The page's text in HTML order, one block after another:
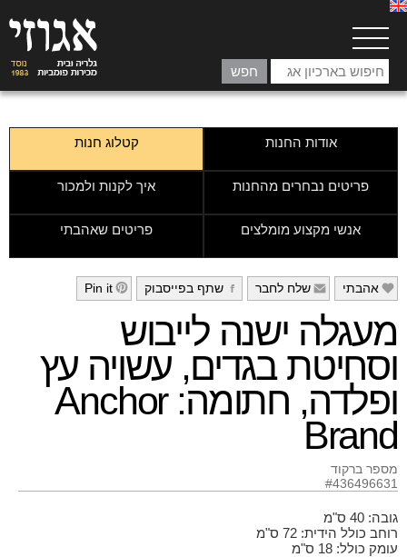
אודות החנות קטלוג חנות
פריטים נבחרים מהחנות איך לקנות ולמכור
אנשי מקצוע מומלצים פריטים שאהבתי
e אהבתי f שלח לחבר g שתף בפייסבוק h
Pin it
מעגלה ישנה לייבוש
וסחיטת בגדים, עשויה עץ
ופלדה, חתומה: Anchor
Brand
מספר ברקוד
#436496631
גובה: 40 ס"מ
רוחב כולל הידית: 72 ס"מ
עומק כולל: 18 ס"מ